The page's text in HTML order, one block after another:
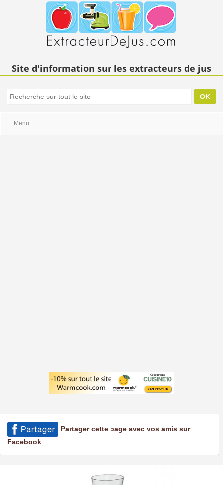
Site d'information sur les extracteurs de jus
Menu
Partager cette page avec vos amis sur
Facebook